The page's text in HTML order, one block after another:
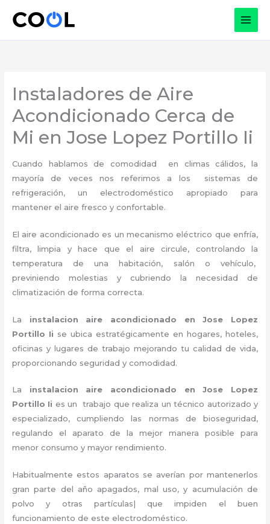
Instaladores de Aire
Acondicionado Cerca de
Mi en Jose Lopez Portillo Ii
Cuando hablamos de comodidad en climas cálidos, la
mayoría de veces nos referimos a los sistemas de
refrigeración, un electrodoméstico apropiado para
mantener el aire fresco y confortable.
El aire acondicionado es un mecanismo eléctrico que enfría,
filtra, limpia y hace que el aire circule, controlando la
temperatura de una habitación, salón o vehículo,
previniendo molestias y cubriendo la necesidad de
climatización de forma correcta.
La instalacion aire acondicionado en Jose Lopez
Portillo Ii se ubica estratégicamente en hogares, hoteles,
oficinas y lugares de trabajo mejorando tu calidad de vida,
proporcionando seguridad y comodidad.
La instalacion aire acondicionado en Jose Lopez
Portillo Ii es un
trabajo que realiza un técnico autorizado y
especializado, cumpliendo las normas de bioseguridad,
regulando el aparato de la mejor manera posible para
menor consumo y mayor rendimiento.
Habitualmente estos aparatos se averían por mantenerlos
gran parte del año apagados, mal uso, y acumulación de
polvo y otras partículas| que impiden el buen
funcionamiento de este electrodoméstico.